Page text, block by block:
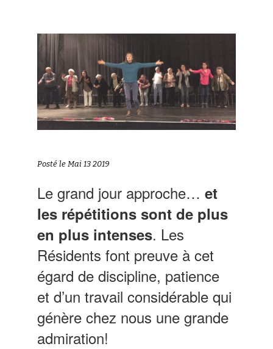
Posté le Mai 13 2019
Le grand jour approche…et
les répétitions sont de plus
en plus intenses. Les
Résidents font preuve à cet
égard de discipline, patience
et d’un travail considérable qui
génère chez nous une grande
admiration!